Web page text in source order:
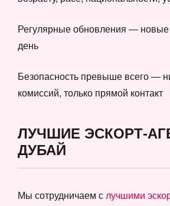
Регулярные обновления —
день
Безопасность превыше всего —
комиссий, только прямой контакт
ЛУЧШИЕ ЭСКОРТ-
ДУБАЙ
Мы сотрудничаем с лучшими